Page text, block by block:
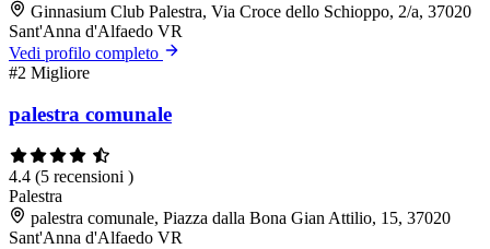
Ginnasium Club Palestra, Via Croce dello Schioppo, 2/a, 37020
Sant'Anna d'Alfaedo VR
Vedi profilo completo
#2 Migliore
palestra comunale
4.4 (5 recensioni )
Palestra
palestra comunale, Piazza dalla Bona Gian Attilio, 15, 37020
Sant'Anna d'Alfaedo VR